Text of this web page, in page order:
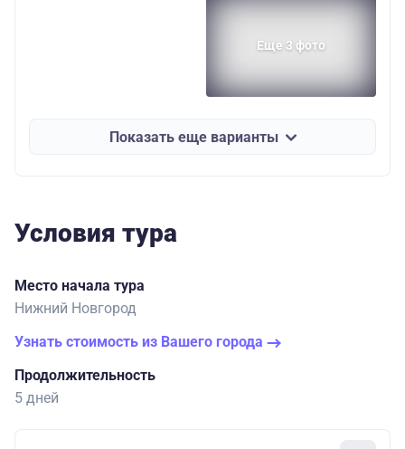
Еще 3 фото
Показать еще варианты
Условия тура
Место начала тура
Нижний Новгород
Узнать стоимость из Вашего города
Продолжительность
5 дней